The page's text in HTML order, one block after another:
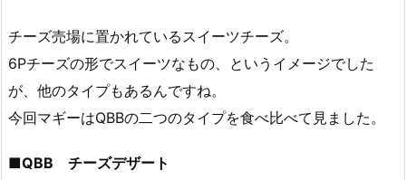
チーズ売場に置かれているスイーツチーズ。
6Pチーズの形でスイーツなもの、というイメージでした
が、他のタイプもあるんですね。
今回マギーはQBBの二つのタイプを食べ比べて見ました。
■QBB チーズデザート